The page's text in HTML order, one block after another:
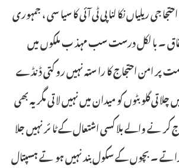
جی ریلیاں نکا لنا پی ٹی آ ئی کا سیا سی ، جمہوری
۔ با لکل درست سب مہذ ب ملکوں میں
پر امن احتجاج کا را ستہ نہیں رو کتی ڈنڈے
چلا تی گلو بٹوں کو میدان میں نہیں لا تی مگر یہ بھی
کر نے والے بلا کسی اشتعال کے ٹا ئر نہیں جلا
۔ بچوں کے سکول بند نہیں ہو تے ہسپتال